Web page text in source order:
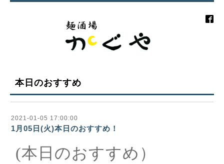
本日のおすすめ
2021-01-05 17:00:00
1月05日(火)本日のおすすめ！
(本日のおすすめ）